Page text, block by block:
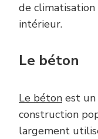
de
intérieur.
Le béton
Le béton est
construction
largement